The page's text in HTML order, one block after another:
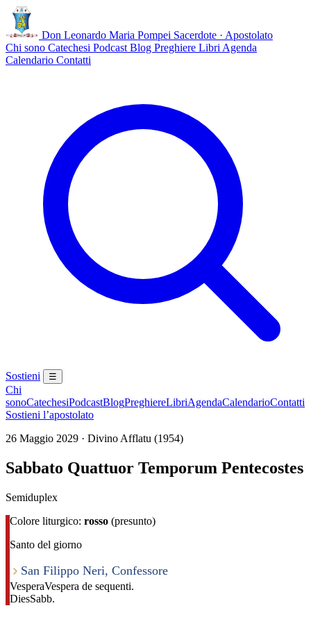
Don Leonardo Maria Pompei Sacerdote · Apostolato
Chi sono Catechesi Podcast Blog Preghiere Libri Agenda
Calendario Contatti
Sostieni ☰
Chi
sonoCatechesiPodcastBlogPreghiereLibriAgendaCalendarioContatti
Sostieni l’apostolato
26 Maggio 2029 · Divino Afflatu (1954)
Sabbato Quattuor Temporum Pentecostes
Semiduplex
Colore liturgico: rosso (presunto)
Santo del giorno
San Filippo Neri, Confessore
VesperaVespera de sequenti.
DiesSabb.